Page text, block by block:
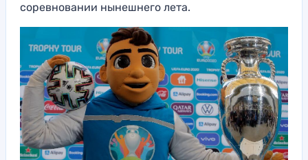
соревновании нынешнего лета.